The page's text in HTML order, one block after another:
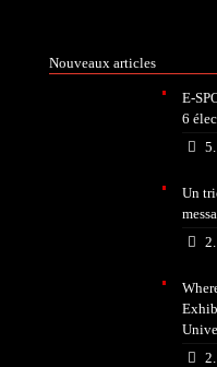
Nouveaux articles
E-
6
Un